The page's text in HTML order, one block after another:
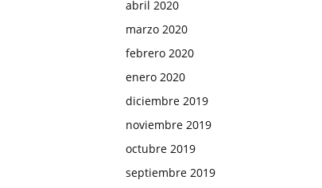
abril 2020
marzo 2020
febrero 2020
enero 2020
diciembre 2019
noviembre 2019
octubre 2019
septiembre 2019